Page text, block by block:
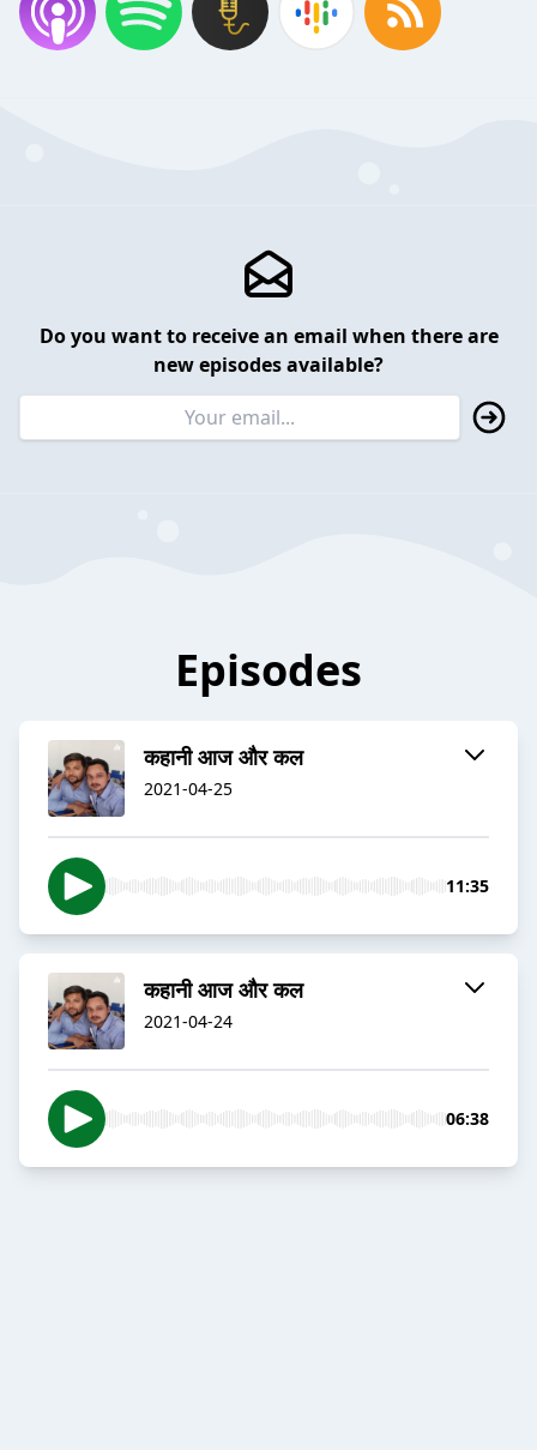
Do you want to receive an email when there are
new episodes available?
Episodes
कहानी आज और कल
2021-04-25
11:35
कहानी आज और कल
2021-04-24
06:38